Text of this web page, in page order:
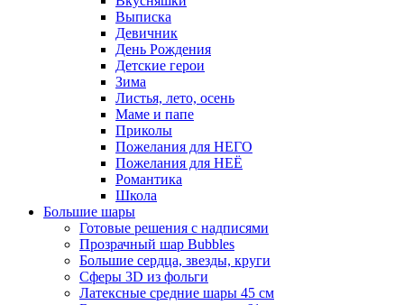
Выписка
Девичник
День Рождения
Детские герои
Зима
Листья, лето, осень
Маме и папе
Приколы
Пожелания для НЕГО
Пожелания для НЕЁ
Романтика
Школа
Большие шары
Готовые решения с надписями
Прозрачный шар Bubbles
Большие сердца, звезды, круги
Сферы 3D из фольги
Латексные средние шары 45 см